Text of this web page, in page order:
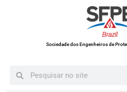
Sociedade dos Engenheiros de